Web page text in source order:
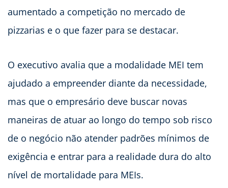
aumentado a competição no mercado de
pizzarias e o que fazer para se destacar.
O executivo avalia que a modalidade MEI tem
ajudado a empreender diante da necessidade,
mas que o empresário deve buscar novas
maneiras de atuar ao longo do tempo sob risco
de o negócio não atender padrões mínimos de
exigência e entrar para a realidade dura do alto
nível de mortalidade para MEIs.